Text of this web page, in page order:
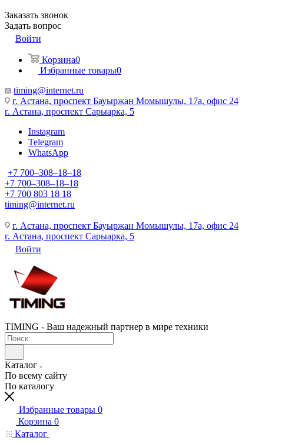
Заказать звонок
Задать вопрос
Войти
Корзина0
Избранные товары0
timing@internet.ru
г. Астана, проспект Бауыржан Момышулы, 17а, офис 24
г. Астана, проспект Сарыарка, 5
Instagram
Telegram
WhatsApp
+7 700‒308‒18‒18
+7 700‒308‒18‒18
+7 700 803 18 18
timing@internet.ru
г. Астана, проспект Бауыржан Момышулы, 17а, офис 24
г. Астана, проспект Сарыарка, 5
Войти
TIMING - Ваш надежный партнер в мире техники
Каталог
По всему сайту
По каталогу
Избранные товары 0
Корзина 0
Каталог